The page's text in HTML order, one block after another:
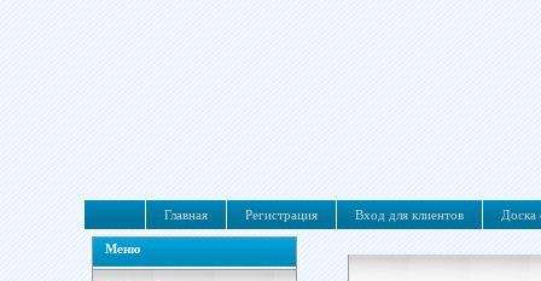
Главная Регистрация Вход для клиентов Доска
Меню